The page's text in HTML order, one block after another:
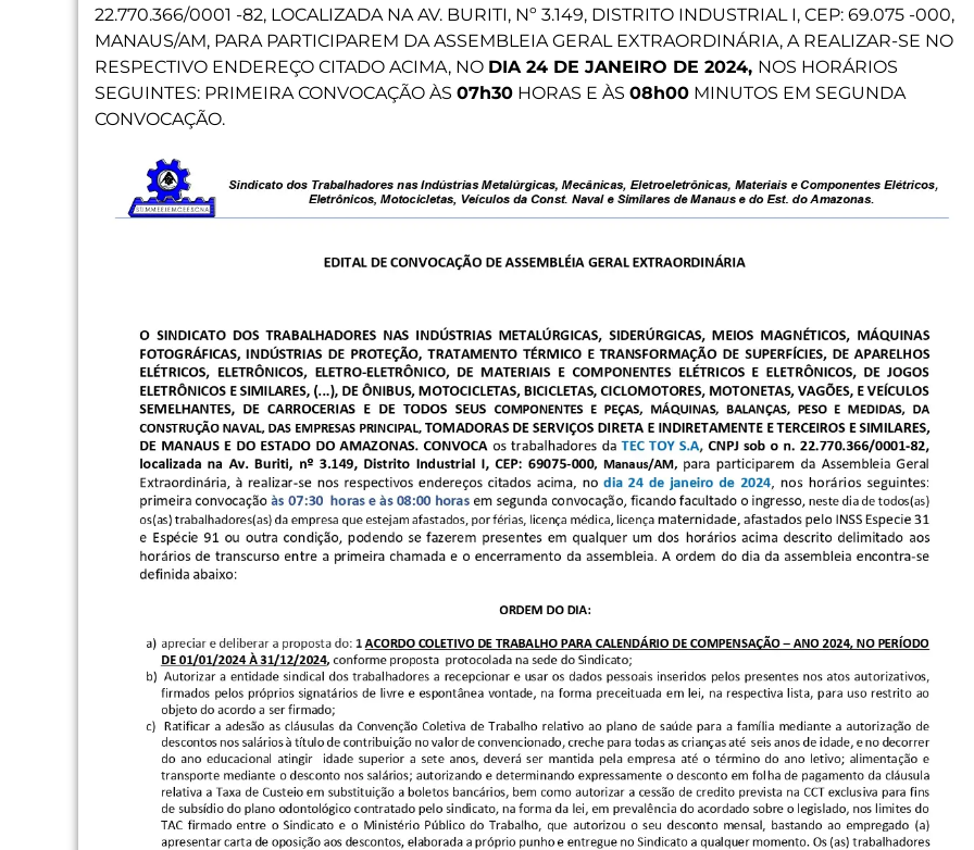
22.770.366/0001 -82, LOCALIZADA NA AV. BURITI, Nº 3.149, DISTRITO INDUSTRIAL I, CEP: 69.075 -000,
MANAUS/AM, PARA PARTICIPAREM DA ASSEMBLEIA GERAL EXTRAORDINÁRIA, A REALIZAR-SE NO
RESPECTIVO ENDEREÇO CITADO ACIMA, NO DIA 24 DE JANEIRO DE 2024, NOS HORÁRIOS
SEGUINTES: PRIMEIRA CONVOCAÇÃO ÀS 07h30 HORAS E ÀS 08h00 MINUTOS EM SEGUNDA
CONVOCAÇÃO.